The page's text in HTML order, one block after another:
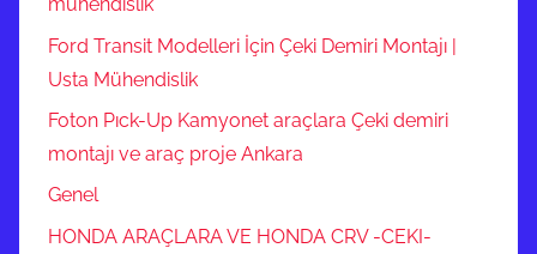
Ford Transit Modelleri İçin Çeki Demiri Montajı |
Usta Mühendislik
Foton Pıck-Up Kamyonet araçlara Çeki demiri
montajı ve araç proje Ankara
Genel
HONDA ARAÇLARA VE HONDA CRV -CEKI-